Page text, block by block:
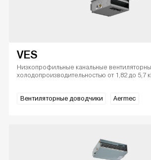
VES
Низкопрофильные канальные
холодопроизводительностью от 1,82 до 5,7
Вентиляторные доводчики Aermec